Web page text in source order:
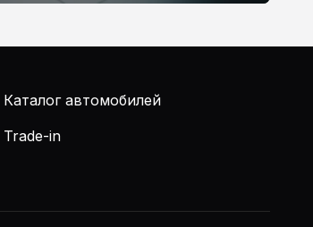
Каталог автомобилей
Trade-in